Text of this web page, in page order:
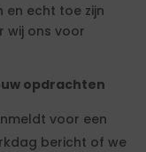
en echt toe zijn
wij ons voor
opdrachten
voor een
bericht of we